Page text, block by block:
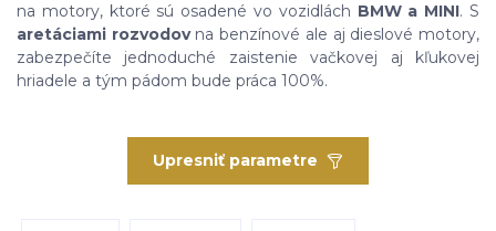
na motory, ktoré sú osadené vo vozidlách BMW a MINI. S
aretáciami rozvodovna benzínové ale aj dieslové motory,
zabezpečíte jednoduché zaistenie vačkovej aj kľukovej
hriadele a tým pádom bude práca 100%.
Upresniť parametre